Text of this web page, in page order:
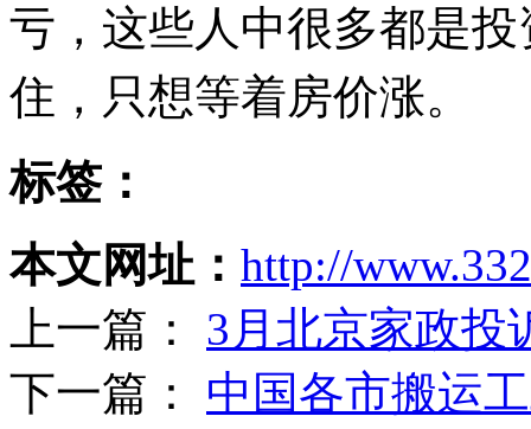
亏，这些人中很多都是
住，只想等着房价涨。
标签：
本文网址： http://
上一篇： 3月北京家政投
下一篇： 中国各市搬运